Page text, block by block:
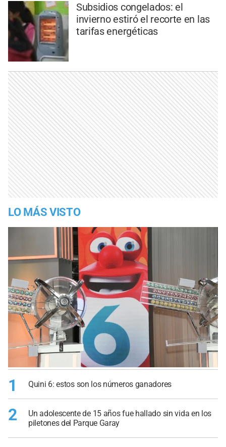
Subsidios congelados: el
invierno estiró el recorte en las
tarifas energéticas
LO MÁS VISTO
1 Quini 6: estos son los números ganadores
2
Un adolescente de 15 años fue hallado sin vida en los
piletones del Parque Garay